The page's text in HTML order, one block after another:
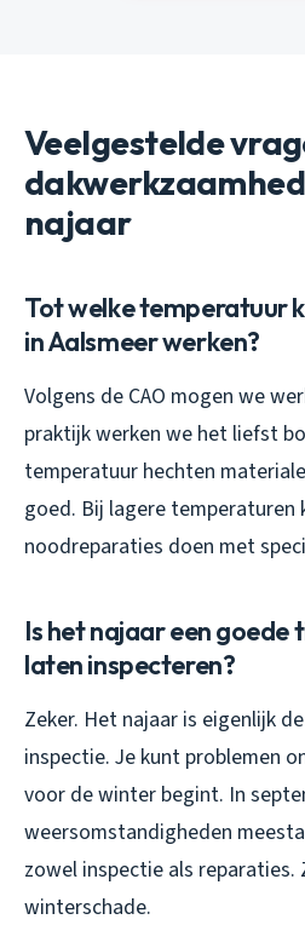
Veelgestelde
najaar
Tot welke temperatuur
in Aalsmeer werken?
Volgens de CAO mogen we
praktijk werken we het liefst
temperatuur hechten
goed. Bij lagere temperaturen
noodreparaties doen met
Is het najaar een goede
laten inspecteren?
Zeker. Het najaar is eigenlijk
inspectie. Je kunt problemen
voor de winter begint. In
weersomstandigheden
zowel inspectie als reparaties.
winterschade.